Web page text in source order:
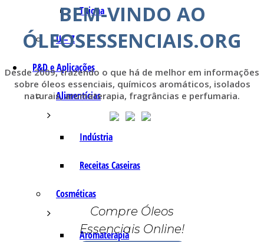
Tujona
U – Z
P&D e Aplicações
Alimentícias
Indústria
Receitas Caseiras
Cosméticas
Aromaterapia
BEM-VINDO AO
ÓLEOSESSENCIAIS.ORG
Desde 2009, trazendo o que há de melhor em informações
sobre óleos essenciais, químicos aromáticos, isolados
naturais, aromaterapia, fragrâncias e perfumaria.
Compre Óleos
Essenciais Online!